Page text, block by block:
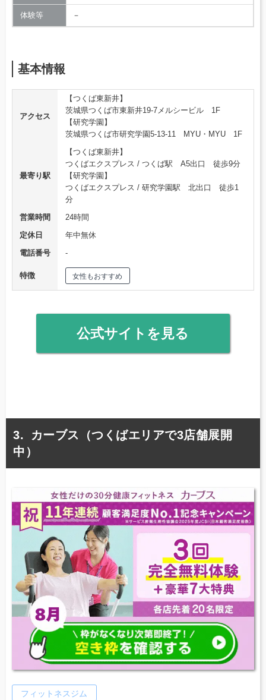
体験等 －
基本情報
アクセス
【つくば東新井】
茨城県つくば市東新井19-7メルシービル 1F
【研究学園】
茨城県つくば市研究学園5-13-11 MYU・MYU 1F
最寄り駅
【つくば東新井】
つくばエクスプレス / つくば駅 A5出口 徒歩9分
【研究学園】
つくばエクスプレス / 研究学園駅 北出口 徒歩1
分
営業時間
24時間
定休日
年中無休
電話番号
‐
特徴 女性もおすすめ
公式サイトを見る
カーブス（つくばエリアで3店舗展開
中）
フィットネスジム